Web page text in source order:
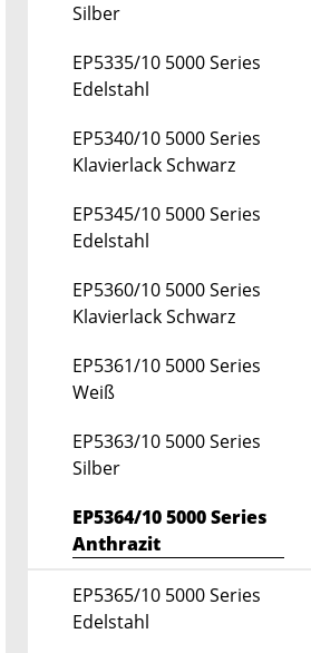
Silber
EP5335/10 5000 Series
Edelstahl
EP5340/10 5000 Series
Klavierlack Schwarz
EP5345/10 5000 Series
Edelstahl
EP5360/10 5000 Series
Klavierlack Schwarz
EP5361/10 5000 Series
Weiß
EP5363/10 5000 Series
Silber
EP5364/10 5000 Series
Anthrazit
EP5365/10 5000 Series
Edelstahl